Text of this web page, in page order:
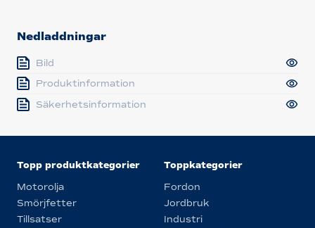
Nedladdningar
Bild
Produktinformation
Säkerhetsinformation
Topp produktkategorier
Motorolja
Smörjfetter
Tillsatser
Toppkategorier
Fordon
Jordbruk
Industri